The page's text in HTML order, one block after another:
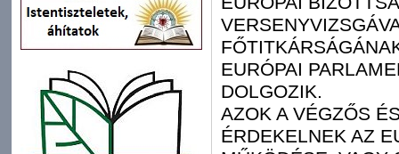
EURÓPAI
DOLGOZIK.
AZOK A VÉGZŐS
ÉRDEKELNEK AZ